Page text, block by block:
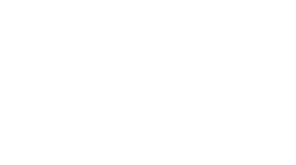
kan de lichtintensiteit